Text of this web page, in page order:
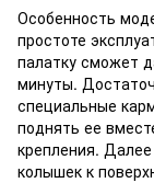
Особенность
простоте
палатку сможет
минуты.
специальные
поднять ее
крепления.
колышек к